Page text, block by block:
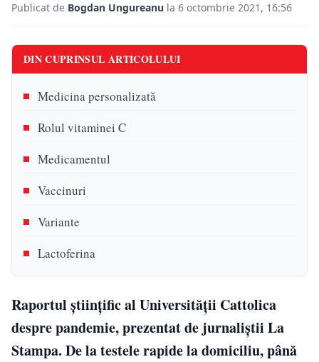
Publicat de Bogdan Ungureanu la 6 octombrie 2021, 16:56
DIN CUPRINSUL ARTICOLULUI
Medicina personalizată
Rolul vitaminei C
Medicamentul
Vaccinuri
Variante
Lactoferina
Raportul științific al Universității Cattolica
despre pandemie, prezentat de jurnaliştii La
Stampa. De la testele rapide la domiciliu, până